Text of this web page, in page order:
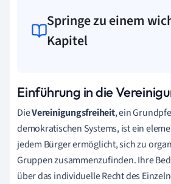
Springe zu einem
Kapitel
Einführung in die
DieVereinigungsfreiheit, ein
demokratischen Systems, ist ein
jedem Bürger ermöglicht, sich zu
Gruppen zusammenzufinden. Ihre
über das individuelle Recht des